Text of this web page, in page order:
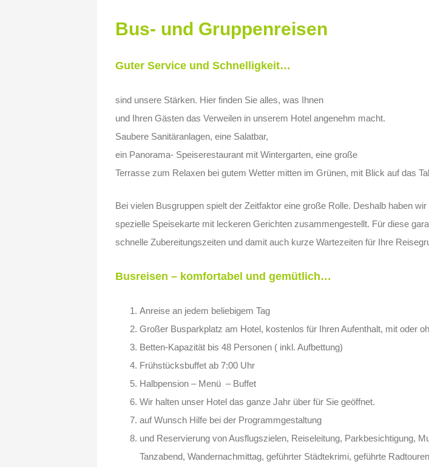
Bus- und Gruppenreisen
Guter Service und Schnelligkeit…
sind unsere Stärken. Hier finden Sie alles, was Ihnen
und Ihren Gästen das Verweilen in unserem Hotel angenehm macht.
Saubere Sanitäranlagen, eine Salatbar,
ein Panorama- Speiserestaurant mit Wintergarten, eine große
Terrasse zum Relaxen bei gutem Wetter mitten im Grünen, mit Blick auf das
Bei vielen Busgruppen spielt der Zeitfaktor eine große Rolle. Deshalb haben wir
spezielle Speisekarte mit leckeren Gerichten zusammengestellt. Für diese
schnelle Zubereitungszeiten und damit auch kurze Wartezeiten für Ihre
Busreisen – komfortabel und gemütlich…
Anreise an jedem beliebigem Tag
Großer Busparkplatz am Hotel, kostenlos für Ihren Aufenthalt, mit oder
Betten-Kapazität bis 48 Personen ( inkl. Aufbettung)
Frühstücksbuffet ab 7:00 Uhr
Halbpension – Menü – Buffet
Wir halten unser Hotel das ganze Jahr über für Sie geöffnet.
auf Wunsch Hilfe bei der Programmgestaltung
und Reservierung von Ausflugszielen, Reiseleitung, Parkbesichtigung,
Tanzabend, Wandernachmittag, geführter Städtekrimi, geführte